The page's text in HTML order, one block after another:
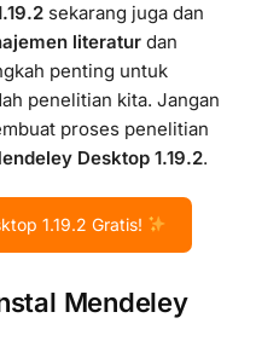
sekarang juga dan
literatur dan
penting untuk
penelitian kita. Jangan
proses penelitian
Desktop 1.19.2.
1.19.2 Gratis!
Mendeley